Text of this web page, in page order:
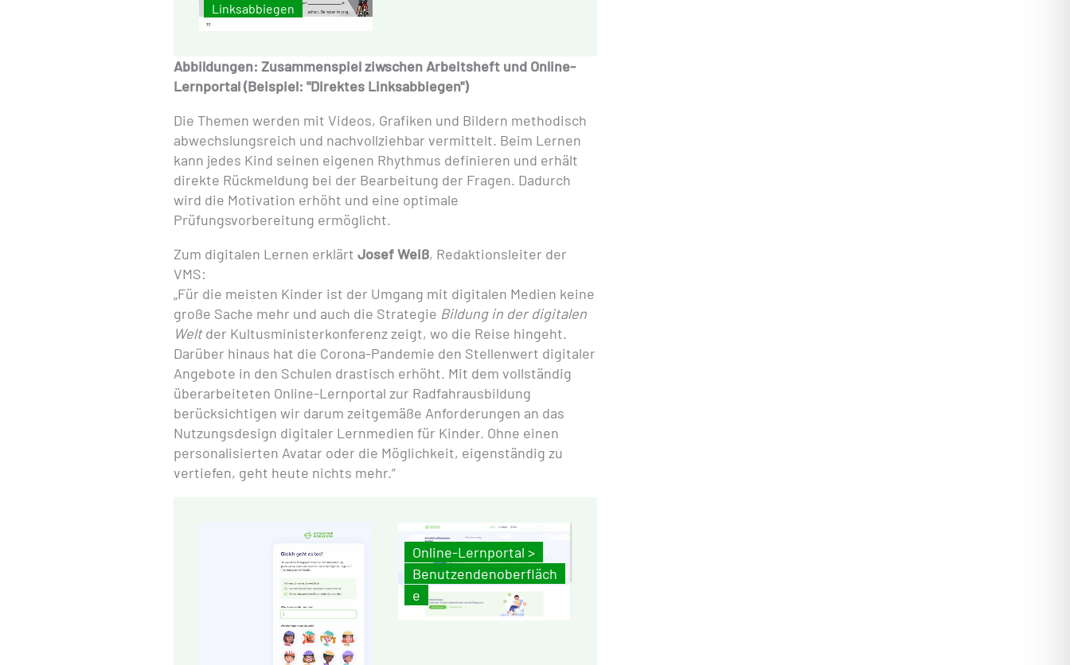
Linksabbiegen
Abbildungen: Zusammenspiel ziwschen Arbeitsheft und Online-
Lernportal (Beispiel: "Direktes Linksabbiegen")
Die Themen werden mit Videos, Grafiken und Bildern methodisch
abwechslungsreich und nachvollziehbar vermittelt. Beim Lernen
kann jedes Kind seinen eigenen Rhythmus definieren und erhält
direkte Rückmeldung bei der Bearbeitung der Fragen. Dadurch
wird die Motivation erhöht und eine optimale
Prüfungsvorbereitung ermöglicht.
Zum digitalen Lernen erklärt Josef Weiß, Redaktionsleiter der
VMS:
„Für die meisten Kinder ist der Umgang mit digitalen Medien keine
große Sache mehr und auch die Strategie Bildung in der digitalen
Weltder Kultusministerkonferenz zeigt, wo die Reise hingeht.
Darüber hinaus hat die Corona-Pandemie den Stellenwert digitaler
Angebote in den Schulen drastisch erhöht. Mit dem vollständig
überarbeiteten Online-Lernportal zur Radfahrausbildung
berücksichtigen wir darum zeitgemäße Anforderungen an das
Nutzungsdesign digitaler Lernmedien für Kinder. Ohne einen
personalisierten Avatar oder die Möglichkeit, eigenständig zu
vertiefen, geht heute nichts mehr.“
Online-Lernportal >
Benutzendenoberfläch
e